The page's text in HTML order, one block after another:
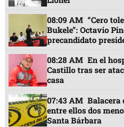
08:09 AM “Cero
Bukele”: Octavio
precandidato
08:28 AM En el
Castillo tras ser
casa
07:43 AM Balacera
entre ellos dos
Santa Bárbara